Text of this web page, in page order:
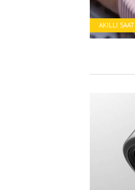
AKILLI SAAT